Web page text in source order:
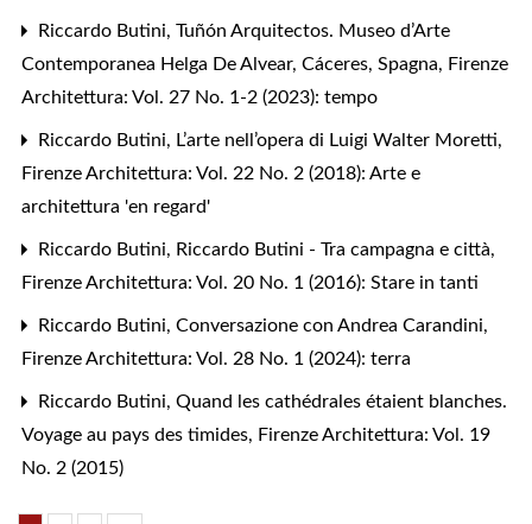
Riccardo Butini, Tuñón Arquitectos. Museo d’Arte
Contemporanea Helga De Alvear, Cáceres, Spagna, Firenze
Architettura: Vol. 27 No. 1-2 (2023): tempo
Riccardo Butini, L’arte nell’opera di Luigi Walter Moretti,
Firenze Architettura: Vol. 22 No. 2 (2018): Arte e
architettura 'en regard'
Riccardo Butini, Riccardo Butini - Tra campagna e città,
Firenze Architettura: Vol. 20 No. 1 (2016): Stare in tanti
Riccardo Butini, Conversazione con Andrea Carandini,
Firenze Architettura: Vol. 28 No. 1 (2024): terra
Riccardo Butini, Quand les cathédrales étaient blanches.
Voyage au pays des timides, Firenze Architettura: Vol. 19
No. 2 (2015)